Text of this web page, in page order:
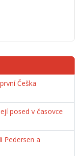
Češka
posed v časovce
Pedersen a